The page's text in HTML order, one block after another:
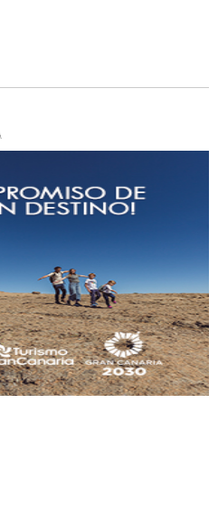
hace menos de un mes, es muy